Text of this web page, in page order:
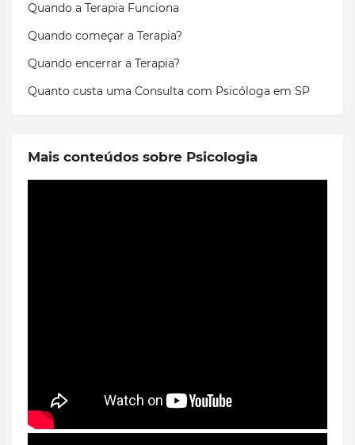
Quando a Terapia Funciona
Quando começar a Terapia?
Quando encerrar a Terapia?
Quanto custa uma Consulta com Psicóloga em SP
Mais conteúdos sobre Psicologia